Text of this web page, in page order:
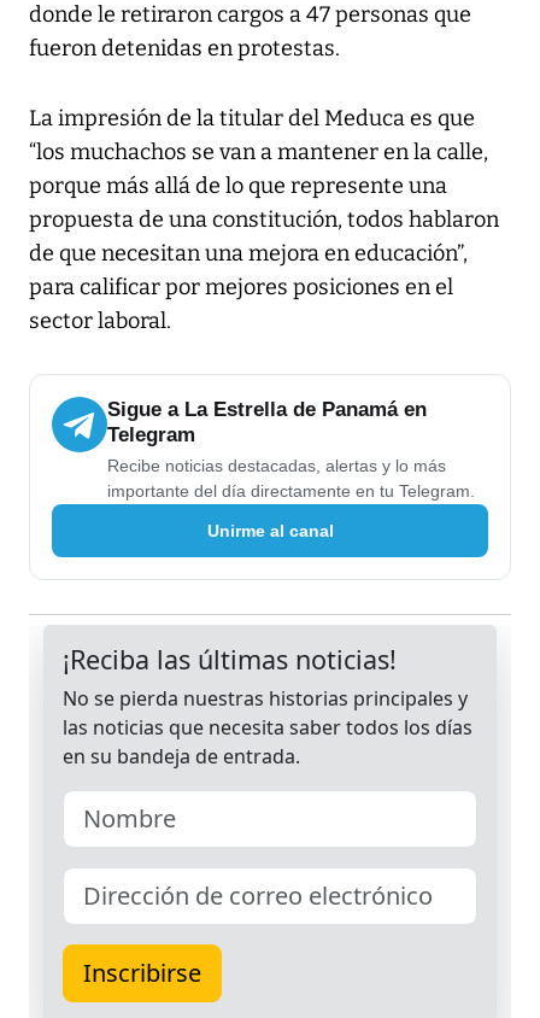
donde le retiraron cargos a 47 personas que
fueron detenidas en protestas.
La impresión de la titular del Meduca es que
“los muchachos se van a mantener en la calle,
porque más allá de lo que represente una
propuesta de una constitución, todos hablaron
de que necesitan una mejora en educación”,
para calificar por mejores posiciones en el
sector laboral.
Sigue a La Estrella de Panamá en
Telegram
Recibe noticias destacadas, alertas y lo más
importante del día directamente en tu Telegram.
Unirme al canal